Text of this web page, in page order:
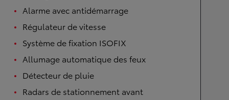
Alarme avec antidémarrage
Régulateur de vitesse
Système de fixation ISOFIX
Allumage automatique des feux
Détecteur de pluie
Radars de stationnement avant